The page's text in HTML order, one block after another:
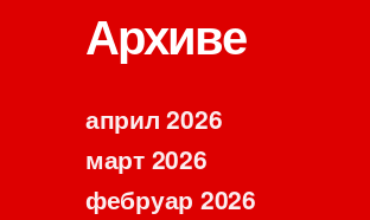
Архиве
април 2026
март 2026
фебруар 2026